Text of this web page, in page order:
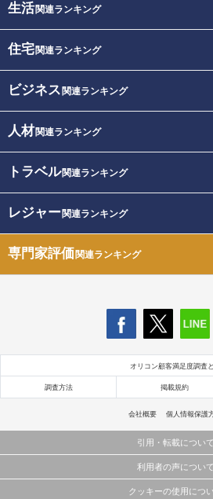
生活関連ランキング
住宅関連ランキング
ビジネス 関連ランキング
人材関連ランキング
トラベル関連ランキング
レジャー関連ランキング
専門家評価関連ランキング
オリコン顧客満足度調査
調査方法 掲載規約
会社概要 個人情報保護
引用・転載について
当サイトで公開されている情報（文字、写真、イラスト
利用者の声について
当サイトに掲載している内容はすべてサービスの利用者
クッキーの使用につ